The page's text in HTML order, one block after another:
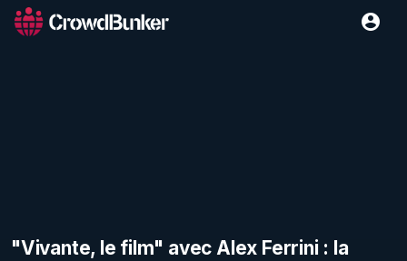
"Vivante, le film" avec Alex Ferrini : la